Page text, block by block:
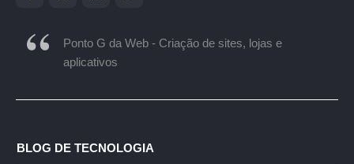
Ponto G da Web - Criação de sites, lojas e
aplicativos
BLOG DE TECNOLOGIA